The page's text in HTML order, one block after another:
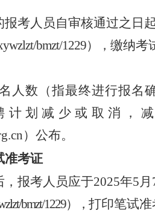
报考人员 自审核通过之日
bmzt/1229） ， 缴纳考
人数（指最终进行报名
计划减少或取消，
） 公布。
准考证
，报考人员应于2025年5月
bmzt/1229） ， 打印笔试